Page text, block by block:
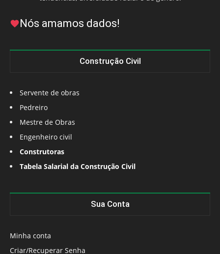
Nós amamos dados!
Construção Civil
Servente de obras
Pedreiro
Mestre de Obras
Engenheiro civil
Construtoras
Tabela Salarial da Construção Civil
Sua Conta
Minha conta
Criar/Recuperar Senha